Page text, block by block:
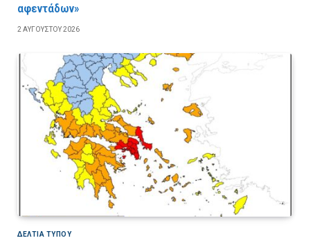
αφεντάδων»
2 ΑΥΓΟΎΣΤΟΥ 2026
ΔΕΛΤΙΑ ΤΥΠΟΥ